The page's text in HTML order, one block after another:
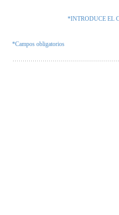
*INTRODUCE EL
*Campos obligatorios